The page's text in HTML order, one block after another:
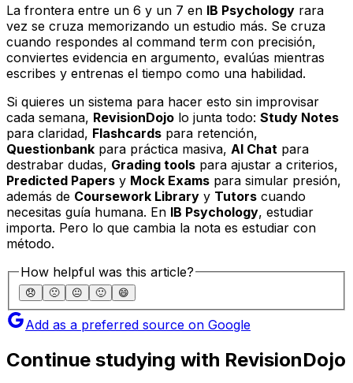
La frontera entre un 6 y un 7 en IB Psychology rara
vez se cruza memorizando un estudio más. Se cruza
cuando respondes al command term con precisión,
conviertes evidencia en argumento, evalúas mientras
escribes y entrenas el tiempo como una habilidad.
Si quieres un sistema para hacer esto sin improvisar
cada semana, RevisionDojo lo junta todo: Study Notes
para claridad, Flashcards para retención,
Questionbank para práctica masiva, AI Chat para
destrabar dudas, Grading tools para ajustar a criterios,
Predicted Papers y Mock Exams para simular presión,
además de Coursework Library y Tutors cuando
necesitas guía humana. En IB Psychology, estudiar
importa. Pero lo que cambia la nota es estudiar con
método.
How helpful was this article?
😞 🙁 😐 🙂 😄
Add as a preferred source on Google
Continue studying with RevisionDojo